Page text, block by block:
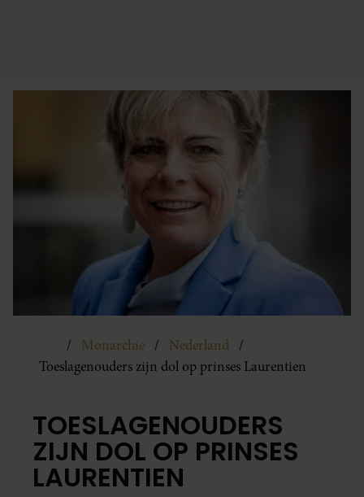
Monarchie
Nederland
Toeslagenouders zijn dol op prinses Laurentien
TOESLAGENOUDERS
ZIJN DOL OP PRINSES
LAURENTIEN